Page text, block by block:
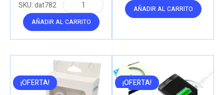
AÑADIR AL CARRITO
SKU:dat782 AÑADIR AL CARRITO
¡OFERTA! ¡OFERTA!